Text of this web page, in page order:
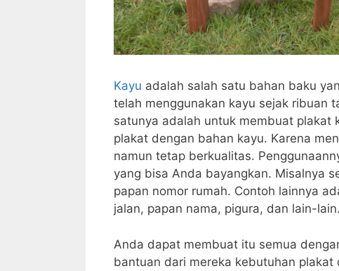
Kayu adalah salah satu bahan baku
telah menggunakan kayu sejak ribuan
satunya adalah untuk membuat plakat
plakat dengan bahan kayu. Karena
namun tetap berkualitas.
yang bisa Anda bayangkan. Misalnya
papan nomor rumah. Contoh lainnya
jalan, papan nama, pigura, dan lain-lain.
Anda dapat membuat itu semua
bantuan dari mereka kebutuhan